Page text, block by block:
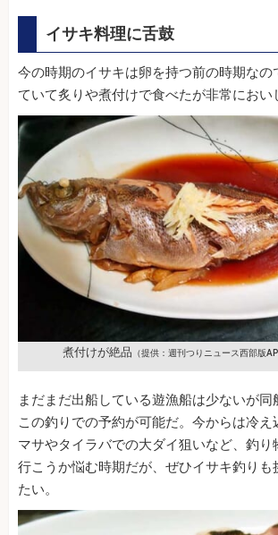
イサキ料理に舌鼓
今の時期のイサキは卵を持つ前の時期なの
ていて炙りや煮付けで食べたが非常におい
煮付けが絶品 （提供：週刊つりニュース西部版
まだまだ出船している遊漁船は少ないが
この釣りでの予約が可能だ。今からは冷え
マサやタイラバでの大ダイ狙いなど、釣り
行こうか悩む時期だが、ぜひイサキ釣りも
たい。